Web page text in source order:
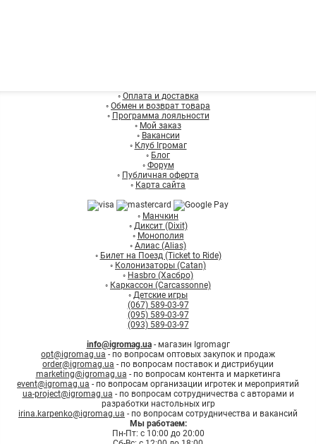
◦ Оплата и доставка
◦ Обмен и возврат товара
◦ Программа лояльности
◦ Мой заказ
◦ Вакансии
◦ Клуб Ігромаг
◦ Блог
◦ Форум
◦ Публичная оферта
◦ Карта сайта
◦ Манчкин
◦ Диксит (Dixit)
◦ Монополия
◦ Алиас (Alias)
◦ Билет на Поезд (Ticket to Ride)
◦ Колонизаторы (Catan)
◦ Hasbro (Хасбро)
◦ Каркассон (Carcassonne)
◦ Детские игры
(067) 589-03-97
(095) 589-03-97
(093) 589-03-97
info@igromag.ua- магазин Igromagг
opt@igromag.ua - по вопросам оптовых закупок и продаж
order@igromag.ua - по вопросам поставок и дистрибуции
marketing@igromag.ua - по вопросам контента и маркетинга
event@igromag.ua - по вопросам организации игротек и мероприятий
ua-project@igromag.ua - по вопросам сотрудничества с авторами и
разработки настольных игр
irina.karpenko@igromag.ua - по вопросам сотрудничества и вакансий
Мы работаем:
Пн-Пт: с 10:00 до 20:00